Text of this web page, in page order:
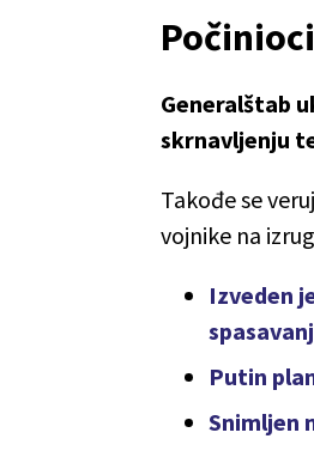
Generalštab
skrnavljenju
Takođe se
vojnike na
Izveden
Putin
Snimljen